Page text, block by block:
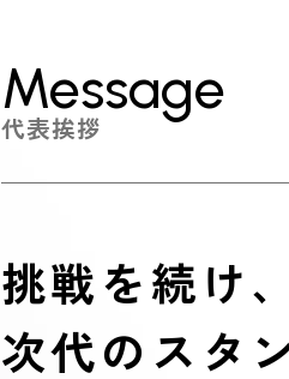
Message
代表挨拶
挑戦を続け、
次代のスタ